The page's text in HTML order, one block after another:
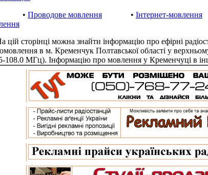
Проводове мовлення • Інтернет-мовлення
сторінці можна знайти інформацію про ефірні
в м. Кременчук Полтавської області у
108.0 МГц). Інформацію про мовлення у Кременчуці в